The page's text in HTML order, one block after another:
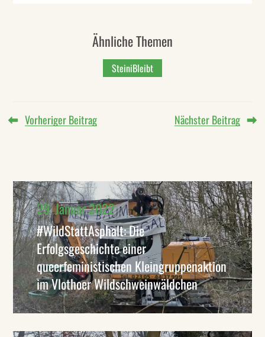
Ähnliche Themen
SteiniBleibt
Vorheriger Beitrag Nächster Beitrag
29. Januar 2022
#WildStattAsphalt: Die
Erfolgsgeschichte einer
queerfeministischen Kleingruppenaktion
im Vlothoer Wildschweinwäldchen